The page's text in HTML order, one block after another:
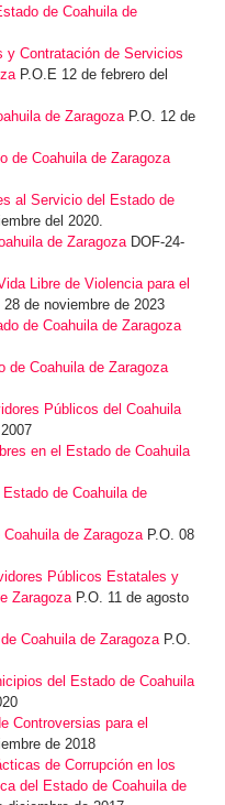
de Coahuila de
y Contratación de Servicios
P.O.E 12 de febrero del
de Zaragoza P.O. 12 de
de Coahuila de Zaragoza
al Servicio del Estado de
del 2020.
de Zaragoza DOF-24-
Libre de Violencia para el
28 de noviembre de 2023
de Coahuila de Zaragoza
de Coahuila de Zaragoza
Públicos del Coahuila
en el Estado de Coahuila
de Coahuila de
de Zaragoza P.O. 08
Públicos Estatales y
Zaragoza P.O. 11 de agosto
Coahuila de Zaragoza P.O.
del Estado de Coahuila
Controversias para el
de 2018
de Corrupción en los
del Estado de Coahuila de